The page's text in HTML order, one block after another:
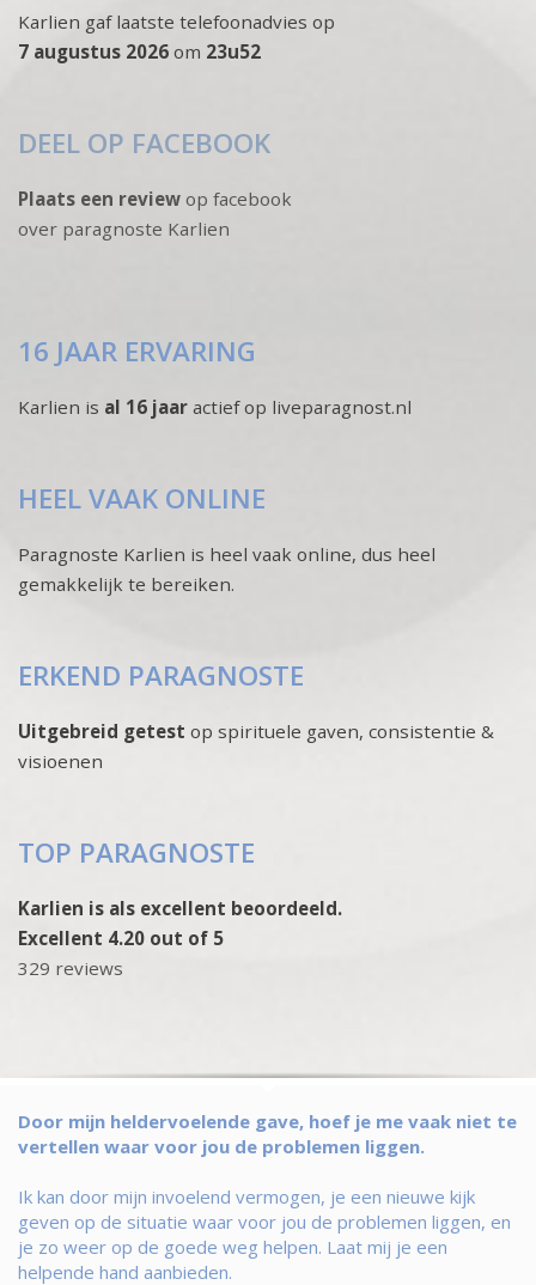
Karlien gaf laatste telefoonadvies op
7 augustus 2026 om 23u52
DEEL OP FACEBOOK
Plaats een review op facebook
over paragnoste Karlien
16 JAAR ERVARING
Karlien is al 16 jaar actief op liveparagnost.nl
HEEL VAAK ONLINE
Paragnoste Karlien is heel vaak online, dus heel
gemakkelijk te bereiken.
ERKEND PARAGNOSTE
Uitgebreid getest op spirituele gaven, consistentie &
visioenen
TOP PARAGNOSTE
Karlien is als excellent beoordeeld.
Excellent 4.20 out of 5
329 reviews
Door mijn heldervoelende gave, hoef je me vaak niet te
vertellen waar voor jou de problemen liggen.
Ik kan door mijn invoelend vermogen, je een nieuwe kijk
geven op de situatie waar voor jou de problemen liggen, en
je zo weer op de goede weg helpen. Laat mij je een
helpende hand aanbieden.